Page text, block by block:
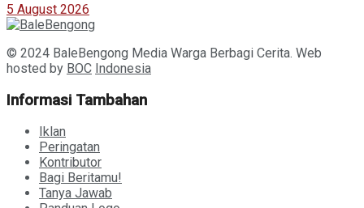
5 August 2026
© 2024 BaleBengong Media Warga Berbagi Cerita. Web
hosted by BOC Indonesia
Informasi Tambahan
Iklan
Peringatan
Kontributor
Bagi Beritamu!
Tanya Jawab